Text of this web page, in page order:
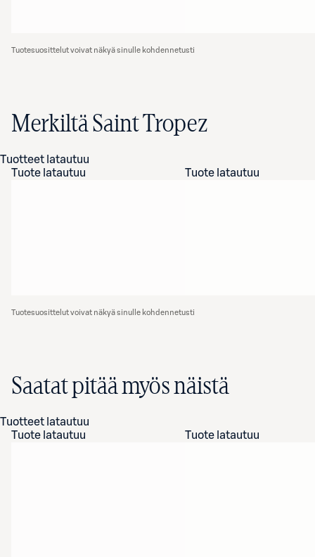
Tuotesuosittelut voivat näkyä sinulle kohdennetusti
Merkiltä Saint Tropez
Tuotteet latautuu
Tuote latautuu
Tuote latautuu
Tuotesuosittelut voivat näkyä sinulle kohdennetusti
Saatat pitää myös näistä
Tuotteet latautuu
Tuote latautuu
Tuote latautuu